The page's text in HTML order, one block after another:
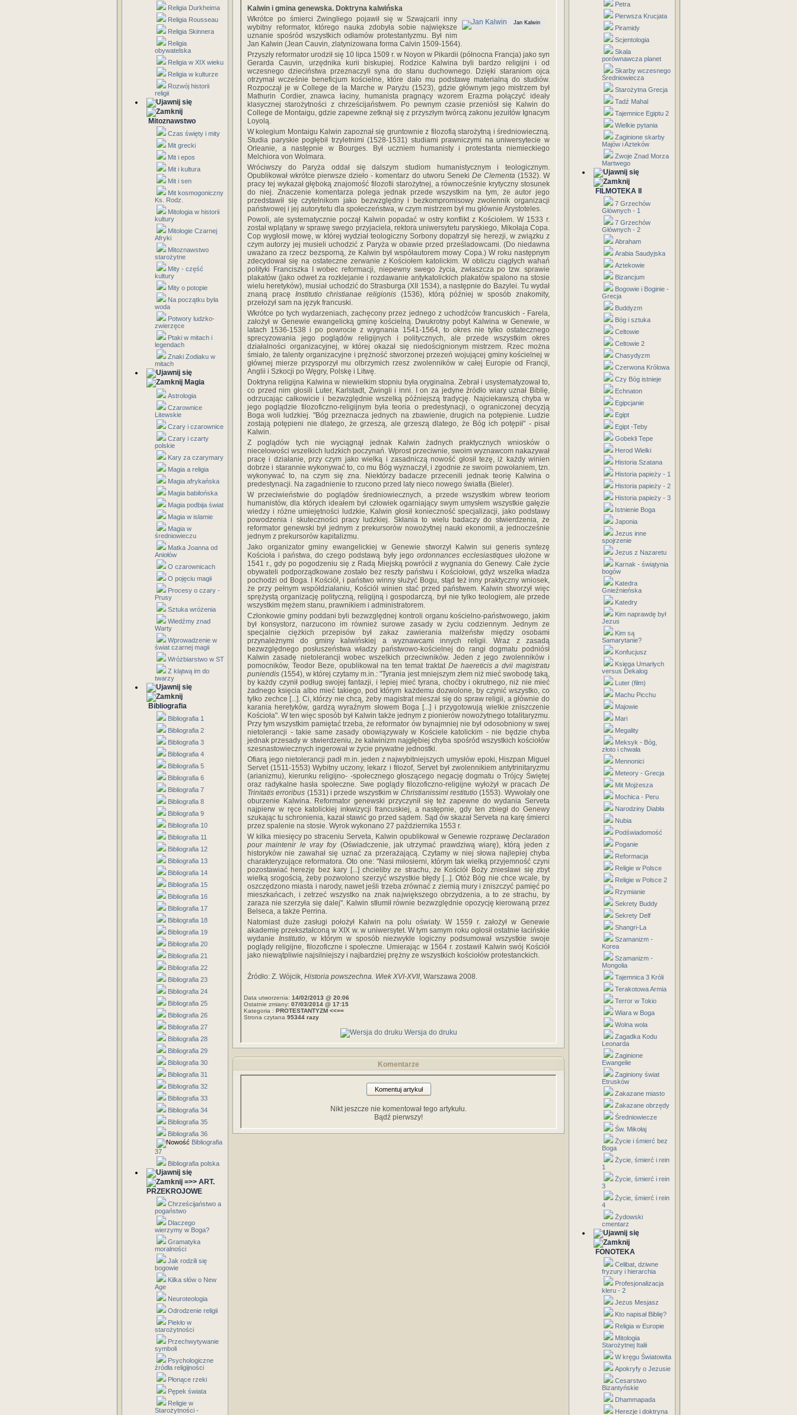
Religia Durkheima
Religia Rousseau
Religia Skinnera
Religia
obywatelska
Religia w XIX wieku
Religia w kulturze
Rozwój historii
religii
Mitoznawstwo
Czas święty i mity
Mit grecki
Mit i epos
Mit i kultura
Mit i sen
Mit kosmogoniczny
Ks. Rodz.
Mitologia w historii
kultury
Mitologie Czarnej
Afryki
Mitoznawstwo
starożytne
Mity - część
kultury
Mity o potopie
Na początku była
woda
Potwory ludzko-
zwierzęce
Ptaki w mitach i
legendach
Znaki Zodiaku w
mitach
Magia
Astrologia
Czarownice
Litewskie
Czary i czarownice
Czary i czarty
polskie
Kary za czarymary
Magia a religia
Magia afrykańska
Magia babilońska
Magia podbija świat
Magia w islamie
Magia w
średniowieczu
Matka Joanna od
Aniołów
O czarownicach
O pojęciu magii
Procesy o czary -
Prusy
Sztuka wróżenia
Wiedźmy znad
Warty
Wprowadzenie w
świat czarnej magii
Wróżbiarstwo w ST
Z klątwą im do
twarzy
Bibliografia
Bibliografia 1
Bibliografia 2
Bibliografia 3
Bibliografia 4
Bibliografia 5
Bibliografia 6
Bibliografia 7
Bibliografia 8
Bibliografia 9
Bibliografia 10
Bibliografia 11
Bibliografia 12
Bibliografia 13
Bibliografia 14
Bibliografia 15
Bibliografia 16
Bibliografia 17
Bibliografia 18
Bibliografia 19
Bibliografia 20
Bibliografia 21
Bibliografia 22
Bibliografia 23
Bibliografia 24
Bibliografia 25
Bibliografia 26
Bibliografia 27
Bibliografia 28
Bibliografia 29
Bibliografia 30
Bibliografia 31
Bibliografia 32
Bibliografia 33
Bibliografia 34
Bibliografia 35
Bibliografia 36
Bibliografia
37
Bibliografia polska
=>> ART.
PRZEKROJOWE
Chrześcijaństwo a
pogaństwo
Dlaczego
wierzymy w Boga?
Gramatyka
moralności
Jak rodzili się
bogowie
Kilka słów o New
Age
Neuroteologia
Odrodzenie religii
Piekło w
starożytności
Przechwytywanie
symboli
Psychologiczne
źródła religijności
Płonące rzeki
Pępek świata
Religie w
Starożytności -
Kalwin i gmina genewska. Doktryna kalwińska
Jan Kalwin
Wkrótce po śmierci Zwingliego pojawił się w Szwajcarii inny
wybitny reformator, którego nauka zdobyła sobie największe
uznanie spośród wszystkich odłamów protestantyzmu. Był nim
Jan Kalwin (Jean Cauvin, zlatynizowana forma Calvin 1509-1564).
Przyszły reformator urodził się 10 lipca 1509 r. w Noyon w Pikardii (północna Francja) jako syn
Gerarda Cauvin, urzędnika kurii biskupiej. Rodzice Kalwina byli bardzo religijni i od
wczesnego dzieciństwa przeznaczyli syna do stanu duchownego. Dzięki staraniom ojca
otrzymał wcześnie beneficjum kościelne, które dało mu podstawę materialną do studiów.
Rozpoczął je w College de la Marche w Paryżu (1523), gdzie głównym jego mistrzem był
Mathurin Cordier, znawca łaciny, humanista pragnący wzorem Erazma połączyć ideały
klasycznej starożytności z chrześcijaństwem. Po pewnym czasie przeniósł się Kalwin do
College de Montaigu, gdzie zapewne zetknął się z przyszłym twórcą zakonu jezuitów Ignacym
Loyolą.
W kolegium Montaigu Kalwin zapoznał się gruntownie z filozofią starożytną i średniowieczną.
Studia paryskie pogłębił trzyletnimi (1528-1531) studiami prawniczymi na uniwersytecie w
Orleanie, a następnie w Bourges. Był uczniem humanisty i protestanta niemieckiego
Melchiora von Wolmara.
Wróciwszy do Paryża oddał się dalszym studiom humanistycznym i teologicznym.
Opublikował wkrótce pierwsze dzieło - komentarz do utworu Seneki De Clementa(1532). W
pracy tej wykazał głęboką znajomość filozofii starożytnej, a równocześnie krytyczny stosunek
do niej. Znaczenie komentarza polega jednak przede wszystkim na tym, że autor jego
przedstawił się czytelnikom jako bezwzględny i bezkompromisowy zwolennik organizacji
państwowej i jej autorytetu dla społeczeństwa, w czym mistrzem był mu głównie Arystoteles.
Powoli, ale systematycznie począł Kalwin popadać w ostry konflikt z Kościołem. W 1533 r.
został wplątany w sprawę swego przyjaciela, rektora uniwersytetu paryskiego, Mikołaja Copa.
Cop wygłosił mowę, w której wydział teologiczny Sorbony dopatrzył się herezji, w związku z
czym autorzy jej musieli uchodzić z Paryża w obawie przed prześladowcami. (Do niedawna
uważano za rzecz bezsporną, że Kalwin był współautorem mowy Copa.) W roku następnym
zdecydował się na ostateczne zerwanie z Kościołem katolickim. W obliczu ciągłych wahań
polityki Franciszka I wobec reformacji, niepewny swego życia, zwłaszcza po tzw. sprawie
plakatów (jako odwet za rozklejanie i rozdawanie antykatolickich plakatów spalono na stosie
wielu heretyków), musiał uchodzić do Strasburga (XII 1534), a następnie do Bazylei. Tu wydał
znaną pracę Institutio christianae religionis (1536), którą później w sposób znakomity,
przełożył sam na język francuski.
Wkrótce po tych wydarzeniach, zachęcony przez jednego z uchodźców francuskich - Farela,
założył w Genewie ewangelicką gminę kościelną. Dwukrotny pobyt Kalwina w Genewie, w
latach 1536-1538 i po powrocie z wygnania 1541-1564, to okres nie tylko ostatecznego
sprecyzowania jego poglądów religijnych i politycznych, ale przede wszystkim okres
działalności organizacyjnej, w której okazał się niedoścignionym mistrzem. Rzec można
śmiało, że talenty organizacyjne i prężność stworzonej przezeń wojującej gminy kościelnej w
głównej mierze przysporzył mu olbrzymich rzesz zwolenników w całej Europie od Francji,
Anglii i Szkocji po Węgry, Polskę i Litwę.
Doktryna religijna Kalwina w niewielkim stopniu była oryginalna. Zebrał i usystematyzował to,
co przed nim głosili Luter, Karlstadt, Zwingli i inni. I on za jedyne źródło wiary uznał Biblię,
odrzucając całkowicie i bezwzględnie wszelką późniejszą tradycję. Najciekawszą chyba w
jego poglądzie filozoficzno-religijnym była teoria o predestynacji, o ograniczonej decyzją
Boga woli ludzkiej. "Bóg przeznacza jednych na zbawienie, drugich na potępienie. Ludzie
zostają potępieni nie dlatego, że grzeszą, ale grzeszą dlatego, że Bóg ich potępił" - pisał
Kalwin.
Z poglądów tych nie wyciągnął jednak Kalwin żadnych praktycznych wniosków o
niecelowości wszelkich ludzkich poczynań. Wprost przeciwnie, swoim wyznawcom nakazywał
pracę i działanie, przy czym jako wielką i zasadniczą nowość głosił tezę, iż każdy winien
dobrze i starannie wykonywać to, co mu Bóg wyznaczył, i zgodnie ze swoim powołaniem, tzn.
wykonywać to, na czym się zna. Niektórzy badacze przecenili jednak teorię Kalwina o
predestynacji. Na zagadnienie to rzucono przed laty nieco nowego światła (Bieler).
W przeciwieństwie do poglądów średniowiecznych, a przede wszystkim wbrew teoriom
humanistów, dla których ideałem był człowiek ogarniający swym umysłem wszystkie gałęzie
wiedzy i różne umiejętności ludzkie, Kalwin głosił konieczność specjalizacji, jako podstawy
powodzenia i skuteczności pracy ludzkiej. Skłania to wielu badaczy do stwierdzenia, że
reformator genewski był jednym z prekursorów nowożytnej nauki ekonomii, a jednocześnie
jednym z prekursorów kapitalizmu.
Jako organizator gminy ewangelickiej w Genewie stworzył Kalwin sui generis syntezę
Kościoła i państwa, do czego podstawą były jego ordonnances ecclesiastiquesułożone w
1541 r., gdy po pogodzeniu się z Radą Miejską powrócił z wygnania do Genewy. Całe życie
obywateli podporządkowane zostało bez reszty państwu i Kościołowi, gdyż wszelka władza
pochodzi od Boga. I Kościół, i państwo winny służyć Bogu, stąd też inny praktyczny wniosek,
że przy pełnym współdziałaniu, Kościół winien stać przed państwem. Kalwin stworzył więc
sprężystą organizację polityczną, religijną i gospodarczą, był nie tylko teologiem, ale przede
wszystkim mężem stanu, prawnikiem i administratorem.
Członkowie gminy poddani byli bezwzględnej kontroli organu kościelno-państwowego, jakim
był konsystorz, narzucono im również surowe zasady w życiu codziennym. Jednym ze
specjalnie ciężkich przepisów był zakaz zawierania małżeństw między osobami
przynależnymi do gminy kalwińskiej a wyznawcami innych religii. Wraz z zasadą
bezwzględnego posłuszeństwa władzy państwowo-kościelnej do rangi dogmatu podniósł
Kalwin zasadę nietolerancji wobec wszelkich przeciwników. Jeden z jego zwolenników i
pomocników, Teodor Beze, opublikował na ten temat traktat De haereticis a dvii magistratu
puniendis(1554), w której czytamy m.in.: "Tyrania jest mniejszym złem niż mieć swobodę taką,
by każdy czynił podług swojej fantazji, i lepiej mieć tyrana, choćby i okrutnego, niż nie mieć
żadnego księcia albo mieć takiego, pod którym każdemu dozwolone, by czynić wszystko, co
tylko zechce [...]. Ci, którzy nie chcą, żeby magistrat mieszał się do spraw religii, a głównie do
karania heretyków, gardzą wyraźnym słowem Boga [...] i przygotowują wielkie zniszczenie
Kościoła". W ten więc sposób był Kalwin także jednym z pionierów nowożytnego totalitaryzmu.
Przy tym wszystkim pamiętać trzeba, że reformator ów bynajmniej nie był odosobniony w swej
nietolerancji - takie same zasady obowiązywały w Kościele katolickim - nie będzie chyba
jednak przesady w stwierdzeniu, że kalwinizm najgłębiej chyba spośród wszystkich kościołów
szesnastowiecznych ingerował w życie prywatne jednostki.
Ofiarą jego nietolerancji padł m.in. jeden z najwybitniejszych umysłów epoki, Hiszpan Miguel
Servet (1511-1553) Wybitny uczony, lekarz i filozof, Servet był zwolennikiem antytrinitaryzmu
(arianizmu), kierunku religijno- -społecznego głoszącego negację dogmatu o Trójcy Świętej
oraz radykalne hasła społeczne. Swe poglądy filozoficzno-religijne wyłożył w pracach De
Trinitatis erroribus (1531) i przede wszystkim w Christianissimi restitutio(1553). Wywołały one
oburzenie Kalwina. Reformator genewski przyczynił się też zapewne do wydania Serveta
najpierw w ręce katolickiej inkwizycji francuskiej, a następnie, gdy ten zbiegł do Genewy
szukając tu schronienia, kazał stawić go przed sądem. Sąd ów skazał Serveta na karę śmierci
przez spalenie na stosie. Wyrok wykonano 27 października 1553 r.
W kilka miesięcy po straceniu Serveta, Kalwin opublikował w Genewie rozprawę Declaration
pour maintenir le vray foy(Oświadczenie, jak utrzymać prawdziwą wiarę), którą jeden z
historyków nie zawahał się uznać za przerażającą. Czytamy w niej słowa najlepiej chyba
charakteryzujące reformatora. Oto one: "Nasi miłosierni, którym tak wielką przyjemność czyni
pozostawiać herezję bez kary [...] chcieliby ze strachu, że Kościół Boży zniesławi się zbyt
wielką srogością, żeby pozwolono szerzyć wszystkie błędy [...]. Otóż Bóg nie chce wcale, by
oszczędzono miasta i narody, nawet jeśli trzeba zrównać z ziemią mury i zniszczyć pamięć po
mieszkańcach, i zetrzeć wszystko na znak największego obrzydzenia, a to ze strachu, by
zaraza nie szerzyła się dalej". Kalwin stłumił równie bezwzględnie opozycję kierowaną przez
Belseca, a także Perrina.
Natomiast duże zasługi położył Kalwin na polu oświaty. W 1559 r. założył w Genewie
akademię przekształconą w XIX w. w uniwersytet. W tym samym roku ogłosił ostatnie łacińskie
wydanie Institutio, w którym w sposób niezwykle logiczny podsumował wszystkie swoje
poglądy religijne, filozoficzne i społeczne. Umierając w 1564 r. zostawił Kalwin swój Kościół
jako niewątpliwie najsilniejszy i najbardziej prężny ze wszystkich kościołów protestanckich.
Źródło: Z. Wójcik, Historia powszechna. Wiek XVI-XVII, Warszawa 2008.
Data utworzenia: 14/02/2013 @ 20:06
Ostatnie zmiany: 07/03/2014 @ 17:15
Kategoria : PROTESTANTYZM <<==
Strona czytana 95344 razy
Wersja do druku
Komentarze
Komentuj artykuł
Nikt jeszcze nie komentował tego artykułu.
Bądź pierwszy!
Petra
Pierwsza Krucjata
Piramidy
Scjentologia
Skala
porównawcza planet
Skarby wczesnego
Średniowiecza
Starożytna Grecja
Tadź Mahal
Tajemnice Egiptu 2
Wielkie pytania
Zaginione skarby
Majów i Azteków
Zwoje Znad Morza
Martwego
FILMOTEKA II
7 Grzechów
Głównych - 1
7 Grzechów
Głównych - 2
Abraham
Arabia Saudyjska
Aztekowie
Bizancjum
Bogowie i Boginie -
Grecja
Buddyzm
Bóg i sztuka
Celtowie
Celtowie 2
Chasydyzm
Czerwona Królowa
Czy Bóg istnieje
Echnaton
Egipcjanie
Egipt
Egipt -Teby
Gobekli Tepe
Herod Wielki
Historia Szatana
Historia papieży - 1
Historia papieży - 2
Historia papieży - 3
Istnienie Boga
Japonia
Jezus inne
spojrzenie
Jezus z Nazaretu
Karnak - świątynia
bogów
Katedra
Gnieźnieńska
Katedry
Kim naprawdę był
Jezus
Kim są
Samarytanie?
Konfucjusz
Księga Umarłych
versus Dekalog
Luter (film)
Machu Picchu
Majowie
Mari
Megality
Meksyk - Bóg,
złoto i chwała
Mennonici
Meteory - Grecja
Mit Mojżesza
Mochica - Peru
Narodziny Diabła
Nubia
Podświadomość
Poganie
Reformacja
Religie w Polsce
Religie w Polsce 2
Rzymianie
Sekrety Buddy
Sekrety Delf
Shangri-La
Szamanizm -
Korea
Szamanizm -
Mongolia
Tajemnica 3 Króli
Terakotowa Armia
Terror w Tokio
Wiara w Boga
Wolna wola
Zagadka Kodu
Leonarda
Zaginione
Ewangelie
Zaginiony świat
Etrusków
Zakazane miasto
Zakazane obrzędy
Średniowiecze
Św. Mikołaj
Życie i śmierć bez
Boga
Życie, śmierć i rein
1
Życie, śmierć i rein
3
Życie, śmierć i rein
4
Żydowski
cmentarz
FONOTEKA
Celibat, dziwne
fryzury i hierarchia
Profesjonalizacja
kleru - 2
Jezus Mesjasz
Kto napisał Biblię?
Religia w Europie
Mitologia
Starożytnej Italii
W kręgu Światowita
Apokryfy o Jezusie
Cesarstwo
Bizantyńskie
Dhammapada
Herezje i doktryna